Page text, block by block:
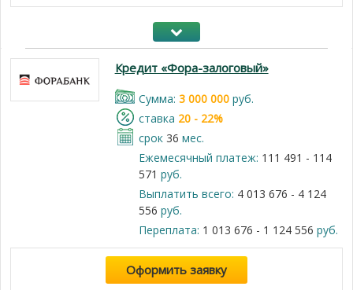
Кредит «Фора-залоговый»
Cумма: 3 000 000руб.
cтавка 20 - 22%
срок 36 мес.
Ежемесячный платеж: 111 491 - 114
571 руб.
Выплатить всего: 4 013 676 - 4 124
556 руб.
Переплата: 1 013 676 - 1 124 556 руб.
Оформить заявку